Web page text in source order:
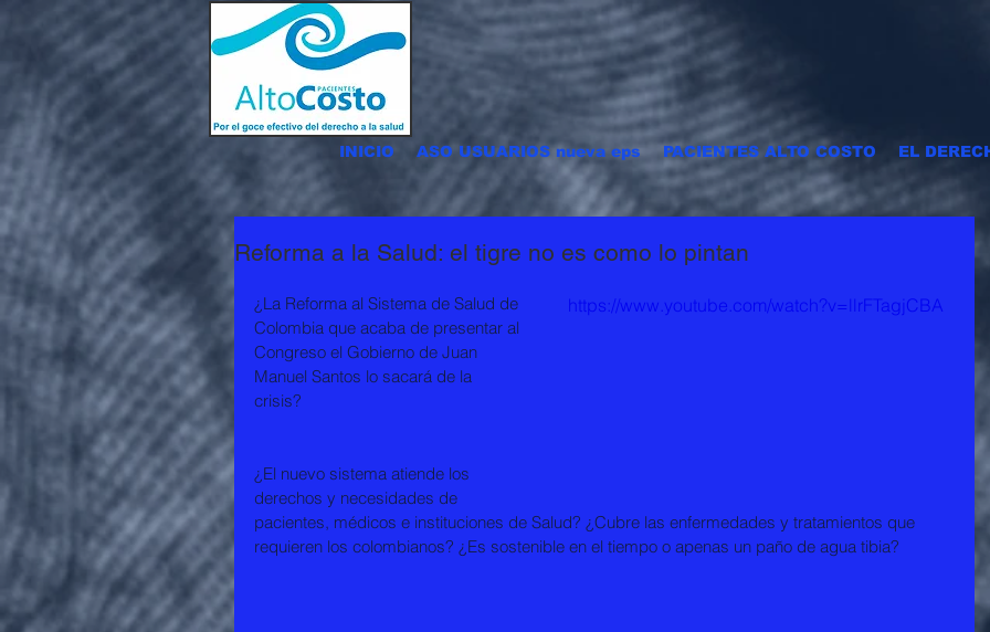
INICIO ASO USUARIOS nueva eps PACIENTES ALTO COSTO EL
Reforma a la Salud: el tigre no es como lo pintan
https://www.youtube.com/watch?v=llrFTagjCBA
¿La Reforma al Sistema de Salud de
Colombia que acaba de presentar al
Congreso el Gobierno de Juan
Manuel Santos lo sacará de la
crisis?
¿El nuevo sistema atiende los
derechos y necesidades de
pacientes, médicos e instituciones de Salud? ¿Cubre las enfermedades y tratamientos que
requieren los colombianos? ¿Es sostenible en el tiempo o apenas un paño de agua tibia?